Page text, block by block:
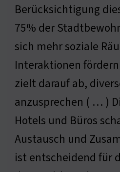
Berücksichtigung
75% der
sich mehr soziale
Interaktionen
zielt darauf ab,
anzusprechen ( … )
Hotels und Büros
Austausch und
ist entscheidend für